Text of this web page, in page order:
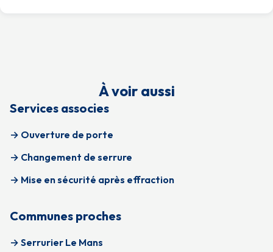
À voir aussi
Services associes
→ Ouverture de porte
→ Changement de serrure
→ Mise en sécurité après effraction
Communes proches
→ Serrurier Le Mans